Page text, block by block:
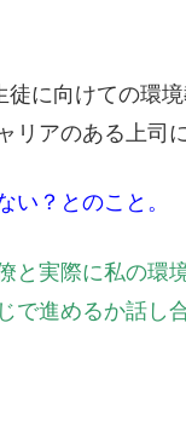
徒に向けての環
リアのある上司
？とのこと。
と実際に私の環
で進めるか話し